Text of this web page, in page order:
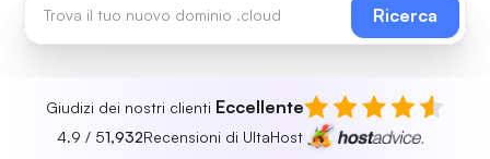
Ricerca
Giudizi dei nostri clienti Eccellente
4.9 / 51,932Recensioni di UltaHost